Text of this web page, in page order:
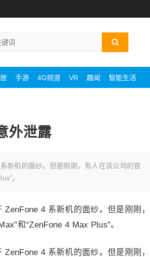
手游 4G频道 VR 趣闻 智能生活
外泄露
新机的面纱。但是刚刚，有人在该公司的官
。
4 系新机的面纱。但是刚刚，
和“ZenFone 4 Max Plus”。
4 系新机的面纱。但是刚刚，